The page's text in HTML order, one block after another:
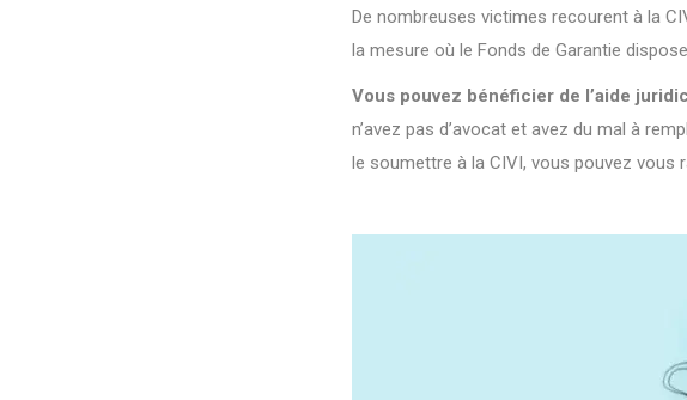
De nombreuses victimes recourent à la
la mesure où le Fonds de Garantie
Vous pouvez bénéficier de l’aide
n’avez pas d’avocat et avez du mal à
le soumettre à la CIVI, vous pouvez vous